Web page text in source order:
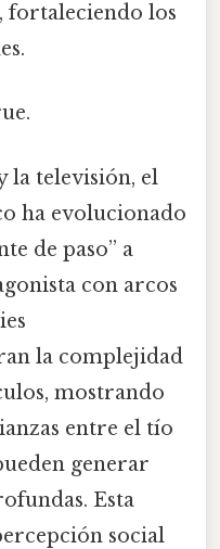
fortaleciendo los
la televisión, el
ha evolucionado
de paso” a
con arcos
la complejidad
mostrando
entre el tío
generar
Esta
social